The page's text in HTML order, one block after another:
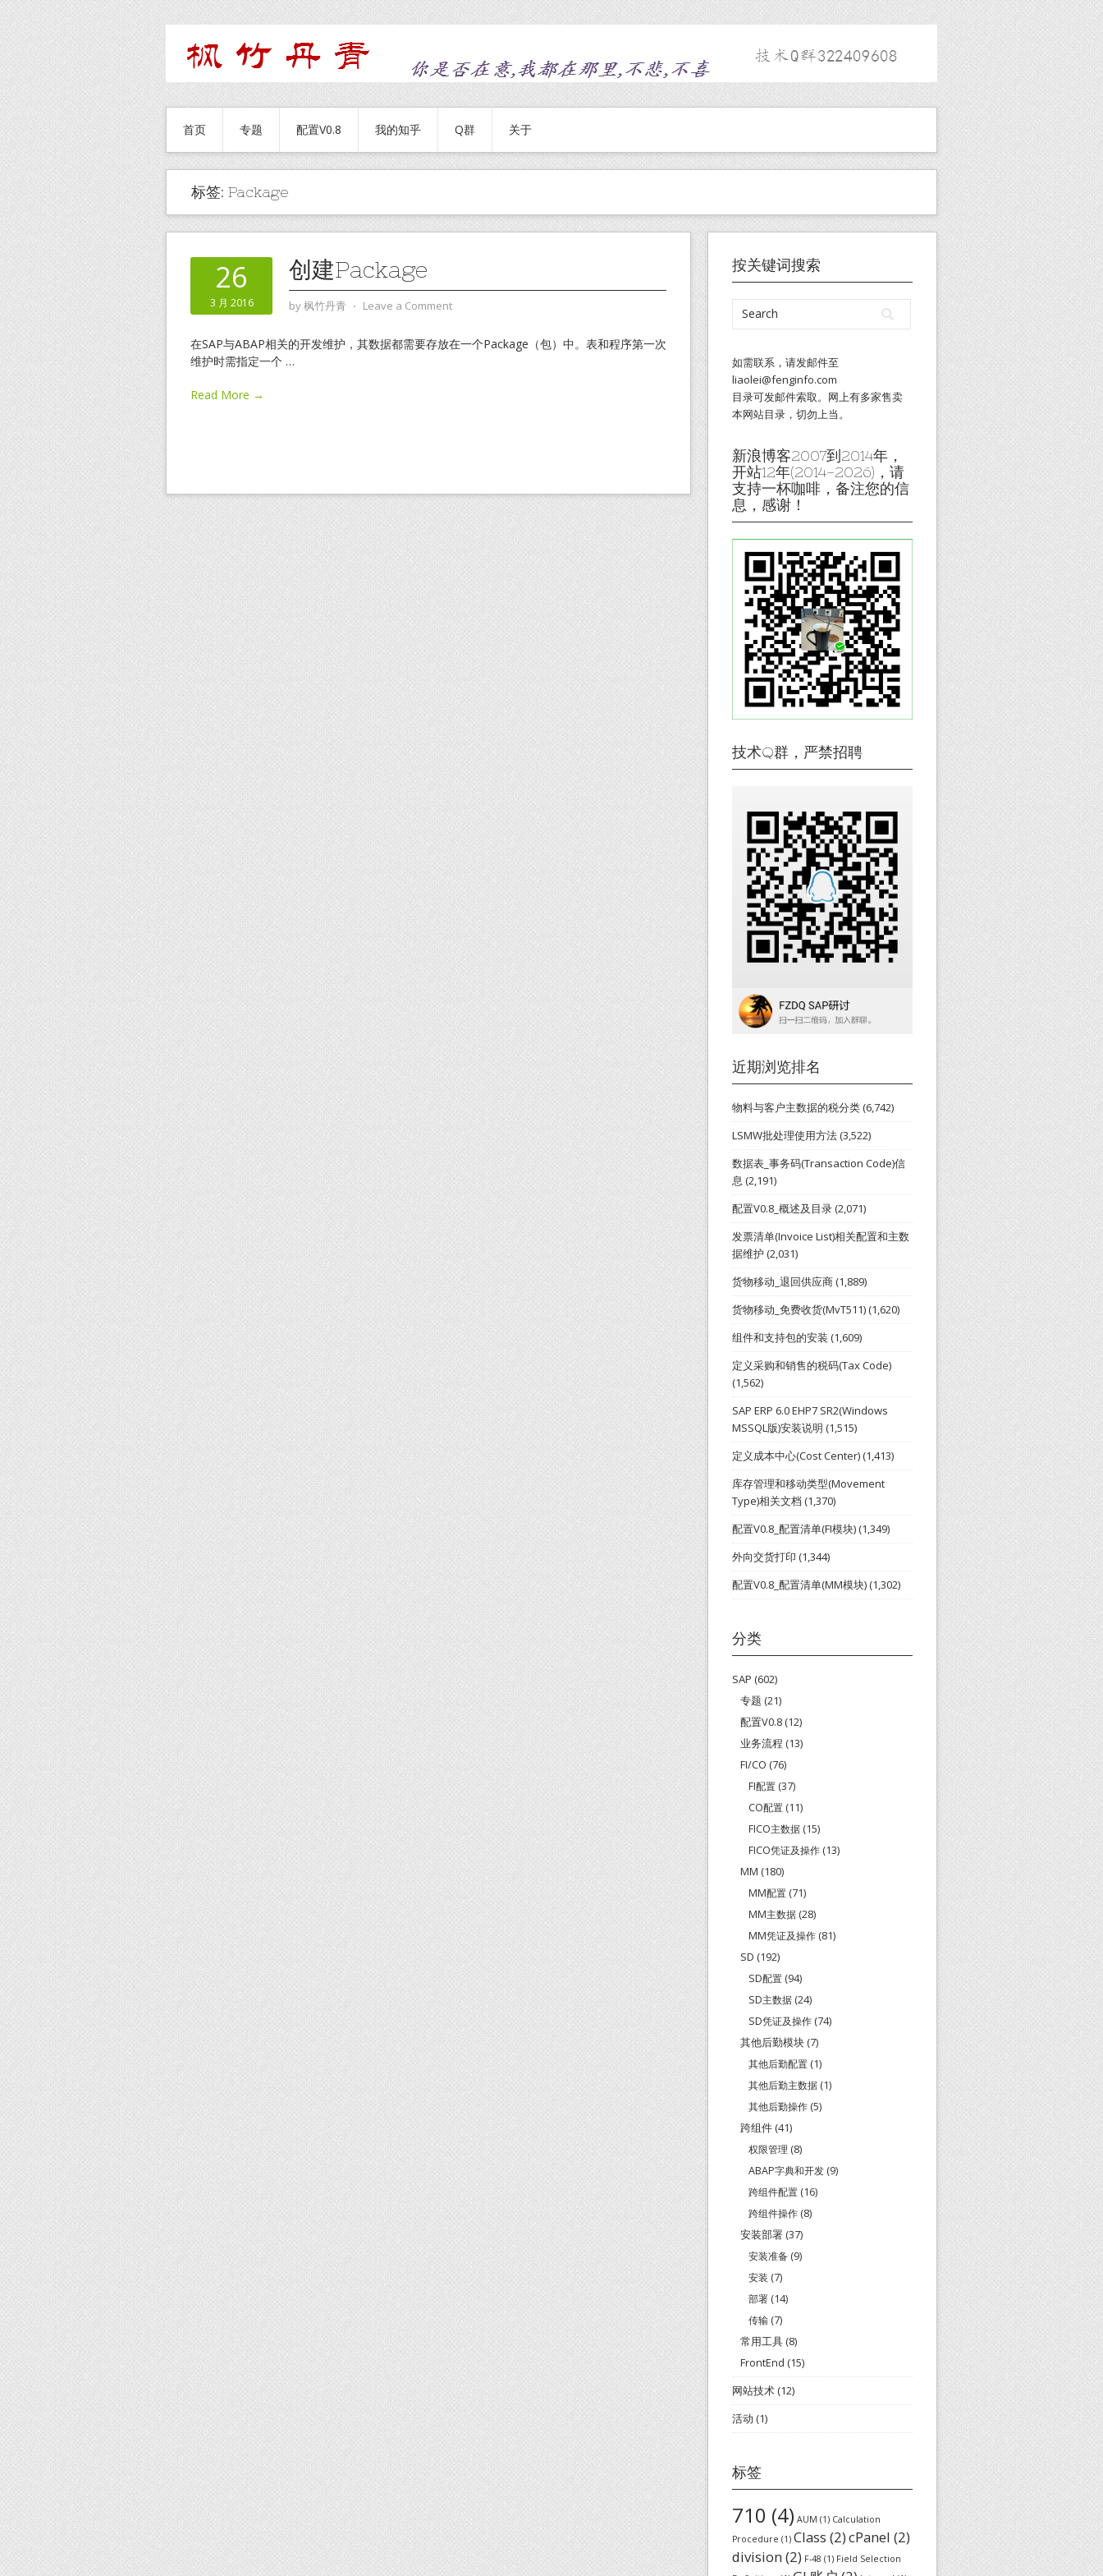
首页 专题 配置V0.8 我的知乎 Q群 关于
标签: Package
26
3 月 2016
创建Package
by枫竹丹青 ⋅ Leave a Comment
在SAP与ABAP相关的开发维护，其数据都需要存放在一个Package（包）中。表和程序第一次
维护时需指定一个 …
Read More →
按关键词搜索
如需联系，请发邮件至
liaolei@fenginfo.com
目录可发邮件索取。网上有多家售卖
本网站目录，切勿上当。
新浪博客2007到2014年，
开站12年(2014-2026)，请
支持一杯咖啡，备注您的信
息，感谢！
技术Q群，严禁招聘
近期浏览排名
物料与客户主数据的税分类(6,742)
LSMW批处理使用方法(3,522)
数据表_事务码(Transaction Code)信
息 (2,191)
配置V0.8_概述及目录(2,071)
发票清单(Invoice List)相关配置和主数
据维护 (2,031)
货物移动_退回供应商(1,889)
货物移动_免费收货(MvT511)(1,620)
组件和支持包的安装 (1,609)
定义采购和销售的税码(Tax Code)
(1,562)
SAP ERP 6.0 EHP7 SR2(Windows
MSSQL版)安装说明 (1,515)
定义成本中心(Cost Center)(1,413)
库存管理和移动类型(Movement
Type)相关文档 (1,370)
配置V0.8_配置清单(FI模块)(1,349)
外向交货打印 (1,344)
配置V0.8_配置清单(MM模块)(1,302)
分类
SAP (602)
专题 (21)
配置V0.8 (12)
业务流程 (13)
FI/CO (76)
FI配置 (37)
CO配置 (11)
FICO主数据 (15)
FICO凭证及操作 (13)
MM (180)
MM配置 (71)
MM主数据 (28)
MM凭证及操作 (81)
SD (192)
SD配置 (94)
SD主数据 (24)
SD凭证及操作 (74)
其他后勤模块 (7)
其他后勤配置 (1)
其他后勤主数据 (1)
其他后勤操作 (5)
跨组件 (41)
权限管理 (8)
ABAP字典和开发 (9)
跨组件配置 (16)
跨组件操作 (8)
安装部署 (37)
安装准备 (9)
安装 (7)
部署 (14)
传输 (7)
常用工具 (8)
FrontEnd (15)
网站技术(12)
活动 (1)
标签
710 (4) AUM (1) Calculation
Procedure (1) Class (2)cPanel (2)
division (2) F-48 (1) Field Selection